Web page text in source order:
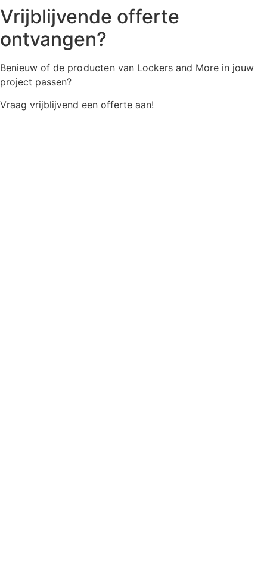
Vrijblijvende offerte
ontvangen?
Benieuw of de productenvan Lockers and More in jouw
project passen?
Vraag vrijblijvend een offerte aan!